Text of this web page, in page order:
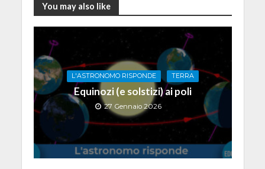
You may also like
L'ASTRONOMO RISPONDE TERRA
Equinozi (e solstizi) ai poli
27 Gennaio 2026